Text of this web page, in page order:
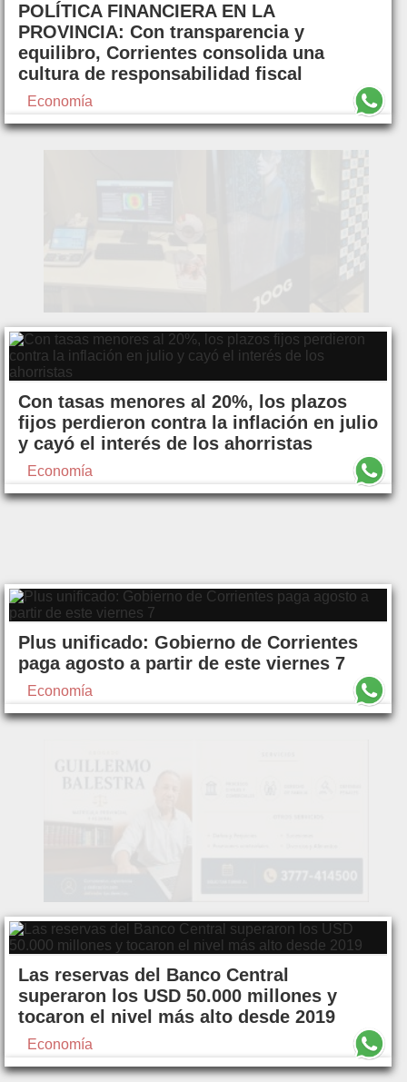
POLÍTICA FINANCIERA EN LA
PROVINCIA: Con transparencia y
equilibro, Corrientes consolida una
cultura de responsabilidad fiscal
Economía
Con tasas menores al 20%, los plazos
fijos perdieron contra la inflación en julio
y cayó el interés de los ahorristas
Economía
Plus unificado: Gobierno de Corrientes
paga agosto a partir de este viernes 7
Economía
Las reservas del Banco Central
superaron los USD 50.000 millones y
tocaron el nivel más alto desde 2019
Economía